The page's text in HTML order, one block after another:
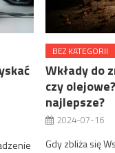
BEZ KATEGORII
Wkłady do
czy
najlepsze?
2024-07-16
Gdy zbliża się